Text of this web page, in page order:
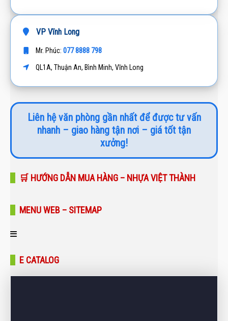
VP Vĩnh Long
Mr. Phúc: 077 8888 798
QL1A, Thuận An, Bình Minh, Vĩnh Long
Liên hệ văn phòng gần nhất để được tư vấn
nhanh – giao hàng tận nơi – giá tốt tận
xưởng!
🛒 HƯỚNG DẪN MUA HÀNG – NHỰA VIỆT THÀNH
MENU WEB – SITEMAP
Trang chủ
E CATALOG